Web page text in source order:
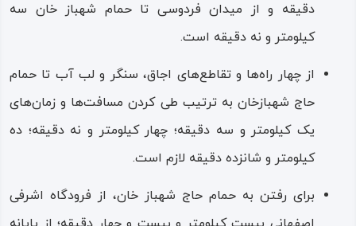
دقیقه و از میدان فردوسی تا حمام شهباز خان سه
کیلومتر و نه دقیقه است.
از چهار راه‌ها و تقاطع‌های اجاق، سنگر و لب‌ آب تا حمام
حاج‌ شهبازخان به ترتیب طی کردن مسافت‌ها و زمان‌های
یک کیلومتر و سه دقیقه؛ چهار کیلومتر و نه دقیقه؛ ده
کیلومتر و شانزده دقیقه لازم است.
برای رفتن به حمام حاج‌ شهباز خان، از فرودگاه اشرفی‌